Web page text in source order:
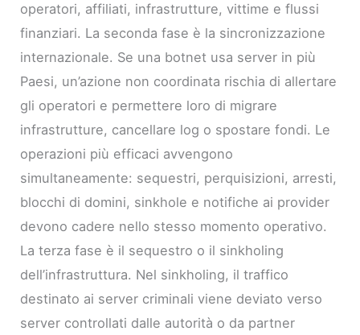
operatori, affiliati, infrastrutture, vittime e flussi
finanziari. La seconda fase è la sincronizzazione
internazionale. Se una botnet usa server in più
Paesi, un’azione non coordinata rischia di allertare
gli operatori e permettere loro di migrare
infrastrutture, cancellare log o spostare fondi. Le
operazioni più efficaci avvengono
simultaneamente: sequestri, perquisizioni, arresti,
blocchi di domini, sinkhole e notifiche ai provider
devono cadere nello stesso momento operativo.
La terza fase è il sequestro o il sinkholing
dell’infrastruttura. Nel sinkholing, il traffico
destinato ai server criminali viene deviato verso
server controllati dalle autorità o da partner